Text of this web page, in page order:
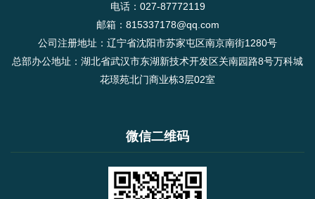
电话：027-87772119
邮箱：815337178@qq.com
公司注册地址：辽宁省沈阳市苏家屯区南京南街1280号
总部办公地址：湖北省武汉市东湖新技术开发区关南园路8号万科城
花璟苑北门商业栋3层02室
微信二维码